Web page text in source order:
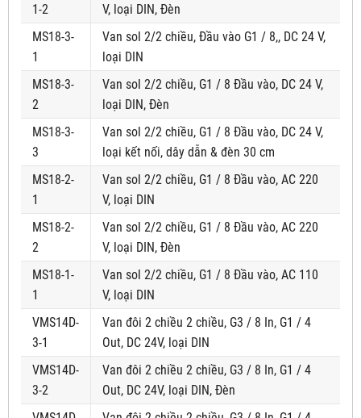
1-2
V, loại DIN, Đèn
MS18-3-
1
Van sol 2/2 chiều, Đầu vào G1 / 8,, DC 24 V,
loại DIN
MS18-3-
2
Van sol 2/2 chiều, G1 / 8 Đầu vào, DC 24 V,
loại DIN, Đèn
MS18-3-
3
Van sol 2/2 chiều, G1 / 8 Đầu vào, DC 24 V,
loại kết nối, dây dẫn & đèn 30 cm
MS18-2-
1
Van sol 2/2 chiều, G1 / 8 Đầu vào, AC 220
V, loại DIN
MS18-2-
2
Van sol 2/2 chiều, G1 / 8 Đầu vào, AC 220
V, loại DIN, Đèn
MS18-1-
1
Van sol 2/2 chiều, G1 / 8 Đầu vào, AC 110
V, loại DIN
VMS14D-
3-1
Van đôi 2 chiều 2 chiều, G3 / 8 In, G1 / 4
Out, DC 24V, loại DIN
VMS14D-
3-2
Van đôi 2 chiều 2 chiều, G3 / 8 In, G1 / 4
Out, DC 24V, loại DIN, Đèn